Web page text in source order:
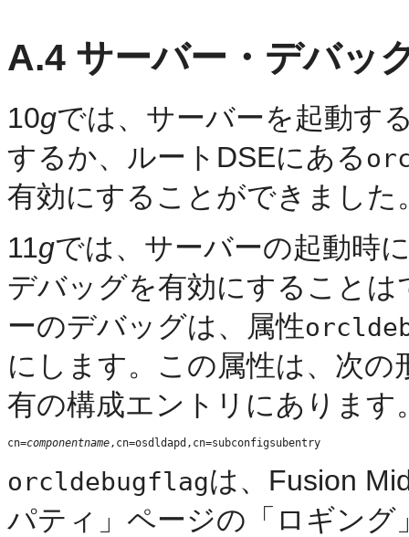
A.4 サーバー・デバッ
10gでは、サーバーを起動す
するか、ルートDSEにある
有効にすることができました
11gでは、サーバーの起動時
デバッグを有効にすること
ーのデバッグは、属性
にします。この属性は、次
有の構成エントリにあります
cn=componentname
orcldebugflagは、Fusion
パティ」ページの「ロギング